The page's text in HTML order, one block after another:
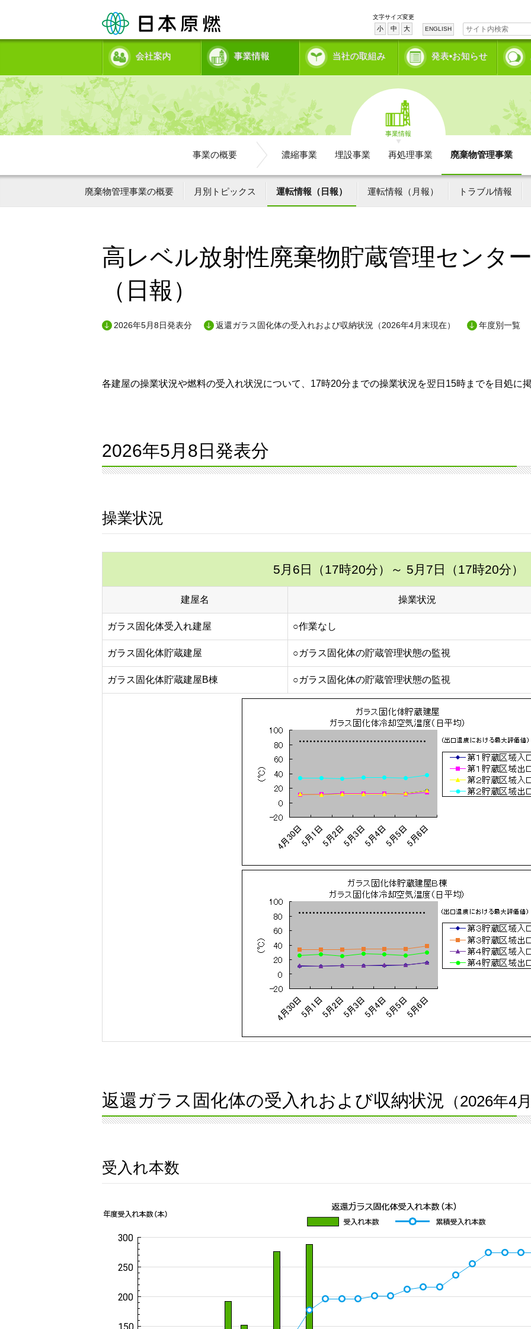
文字サイズ変更
小 中 大 ENGLISH
会社案内 事業情報 当社の取組み 発表•お知らせ
事業情報
事業の概要 濃縮事業 埋設事業 再処理事業 廃棄物管理事業
廃棄物管理事業の概要 月別トピックス 運転情報（日報） 運転情報（月報） トラブル情報
高レベル放射性廃棄物貯蔵管理センタ
（日報）
2026年5月8日発表分 返還ガラス固化体の受入れおよび収納状況（2026年4月末現在） 年度別一覧
各建屋の操業状況や燃料の受入れ状況について、17時20分までの操業状況を翌日15時までを目処に
2026年5月8日発表分
操業状況
5月6日（17時20分） ～ 5月7日（17時20分）
建屋名 操業状況
ガラス固化体受入れ建屋 ○作業なし
ガラス固化体貯蔵建屋 ○ガラス固化体の貯蔵管理状態の監視
ガラス固化体貯蔵建屋B棟 ○ガラス固化体の貯蔵管理状態の監視
返還ガラス固化体の受入れおよび収納状況 （2026年4
受入れ本数